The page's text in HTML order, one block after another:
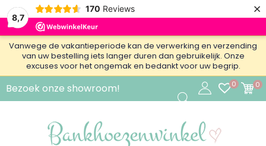
8,7
170 Reviews ×
Vanwege de vakantieperiode kan de verwerking en verzending
van uw bestelling iets langer duren dan gebruikelijk. Onze
excuses voor het ongemak en bedankt voor uw begrip.
Bezoek onze showroom! 0 0